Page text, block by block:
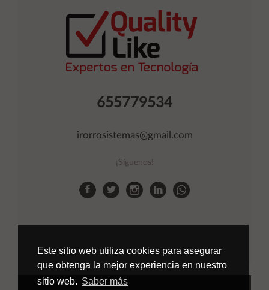
Este sitio web utiliza cookies para asegurar
que obtenga la mejor experiencia en nuestro
sitio web. Saber más
655779534
irorrosistemas@gmail.com
¡Síguenos!